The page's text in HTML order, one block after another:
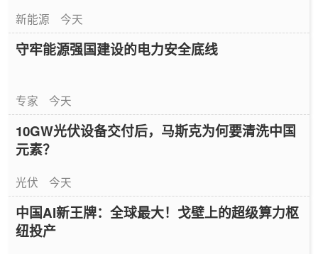
新能源 今天
守牢能源强国建设的电力安全底线
专家 今天
10GW光伏设备交付后，马斯克为何要清洗中国
元素？
光伏 今天
中国AI新王牌：全球最大！戈壁上的超级算力枢
纽投产